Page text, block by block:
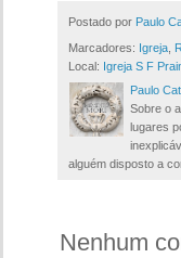
Postado por Paulo
Marcadores: Igreja
Local: Igreja S F
Paulo
Sobre o
lugares
alguém disposto a
Nenhum